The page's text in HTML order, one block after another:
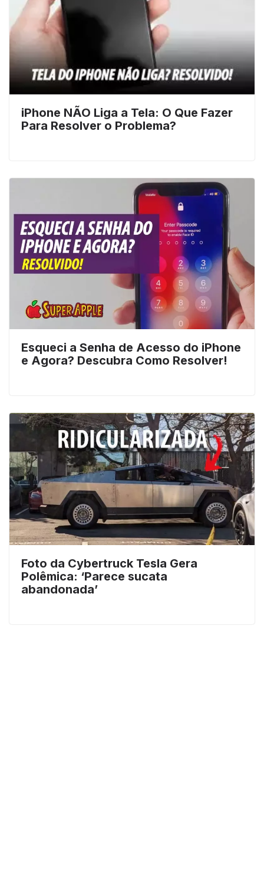
iPhone NÃO Liga a Tela: O Que Fazer
Para Resolver o Problema?
Esqueci a Senha de Acesso do iPhone
e Agora? Descubra Como Resolver!
Foto da Cybertruck Tesla Gera
Polêmica: ‘Parece sucata
abandonada’